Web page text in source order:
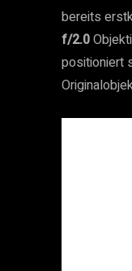
bereits
f/2.0
positioniert